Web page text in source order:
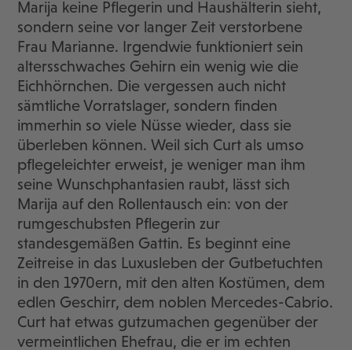
Marija keine Pflegerin und Haushälterin sieht,
sondern seine vor langer Zeit verstorbene
Frau Marianne. Irgendwie funktioniert sein
altersschwaches Gehirn ein wenig wie die
Eichhörnchen. Die vergessen auch nicht
sämtliche Vorratslager, sondern finden
immerhin so viele Nüsse wieder, dass sie
überleben können. Weil sich Curt als umso
pflegeleichter erweist, je weniger man ihm
seine Wunschphantasien raubt, lässt sich
Marija auf den Rollentausch ein: von der
rumgeschubsten Pflegerin zur
standesgemäßen Gattin. Es beginnt eine
Zeitreise in das Luxusleben der Gutbetuchten
in den 1970ern, mit den alten Kostümen, dem
edlen Geschirr, dem noblen Mercedes-Cabrio.
Curt hat etwas gutzumachen gegenüber der
vermeintlichen Ehefrau, die er im echten